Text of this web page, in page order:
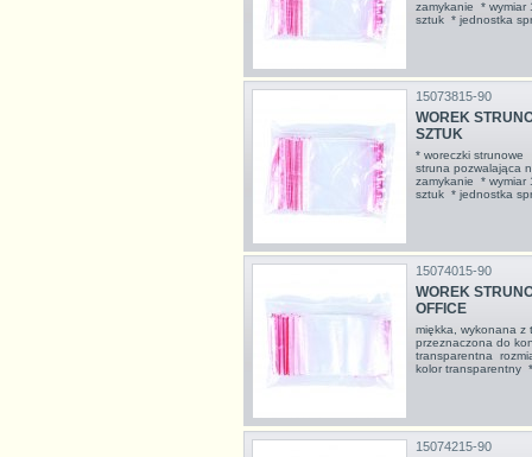
zamykanie * wymiar
sztuk * jednostka
15073815-90
WOREK
SZTUK
* woreczki
struna pozwalająca
zamykanie * wymiar
sztuk * jednostka
15074015-90
WOREK
OFFICE
miękka, wykonana z
przeznaczona do
transparentna
kolor transparentny
15074215-90